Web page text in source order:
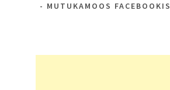
MUTUKAMOOS FACEBOOKIS